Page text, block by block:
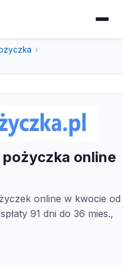
online
online w kwocie od
91 dni do 36 mies.,